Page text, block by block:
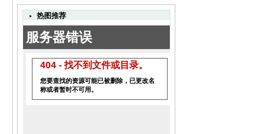
热图推荐